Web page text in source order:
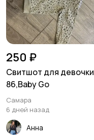
250 ₽
Свитшот для девочки
86,Baby Go
Самара
6 дней назад
Анна